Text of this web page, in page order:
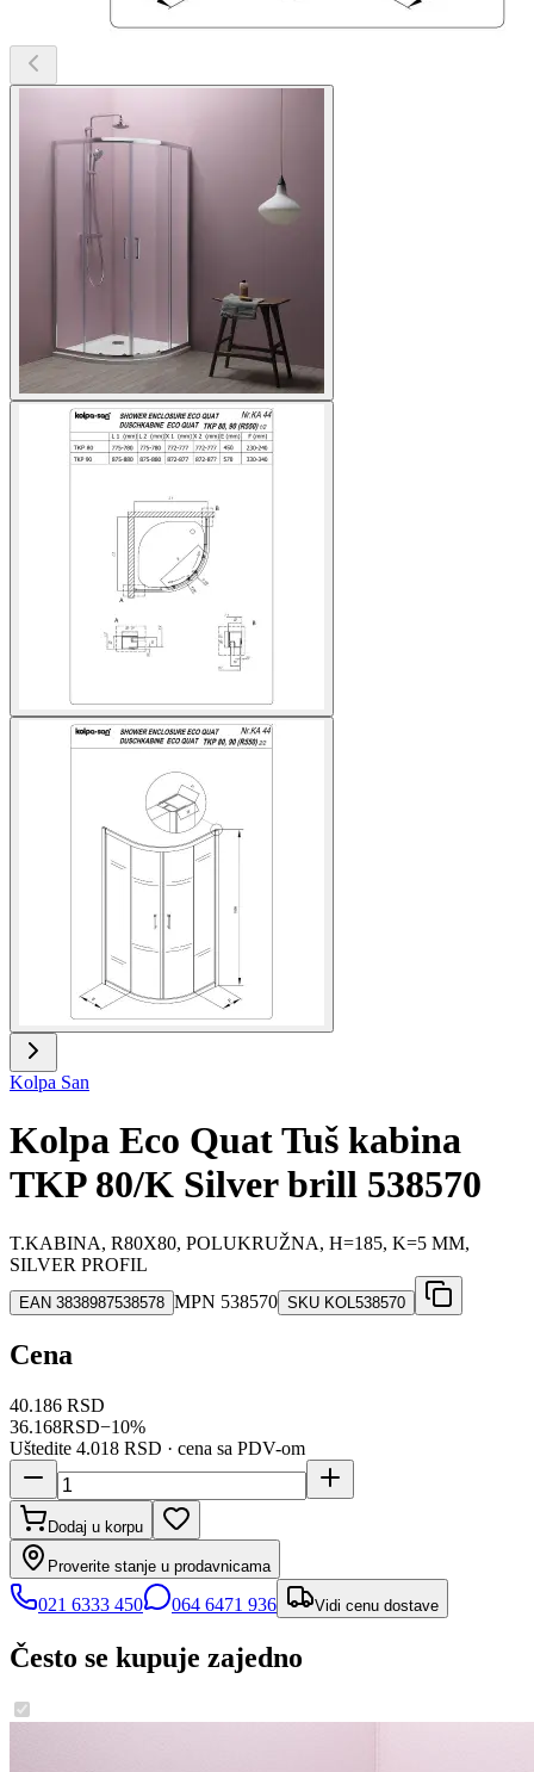
Kolpa San
Kolpa Eco Quat Tuš kabina
TKP 80/K Silver brill 538570
T.KABINA, R80X80, POLUKRUŽNA, H=185, K=5 MM,
SILVER PROFIL
EAN 3838987538578 MPN 538570 SKU KOL538570
Cena
40.186 RSD
36.168RSD−10%
Uštedite 4.018 RSD · cena sa PDV-om
Dodaj u korpu
Proverite stanje u prodavnicama
021 6333 450 064 6471 936 Vidi cenu dostave
Često se kupuje zajedno